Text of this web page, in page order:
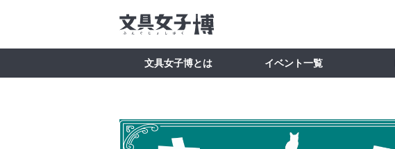
文具女子博とは イベント一覧